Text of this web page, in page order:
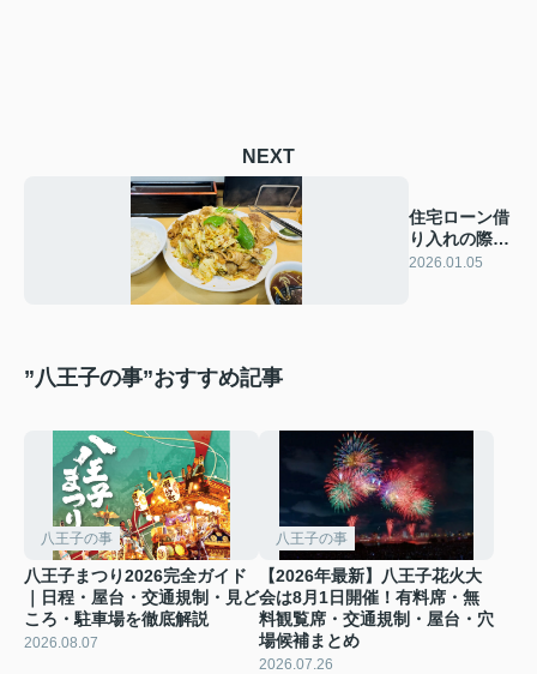
NEXT
住宅ローン借
り入れの際の
NG行為につ
2026.01.05
”八王子の事”おすすめ記事
八王子の事
八王子まつり2026完全ガイド
｜日程・屋台・交通規制・見ど
ころ・駐車場を徹底解説
2026.08.07
八王子の事
【2026年最新】八王子花火大
会は8月1日開催！有料席・無
料観覧席・交通規制・屋台・穴
場候補まとめ
2026.07.26